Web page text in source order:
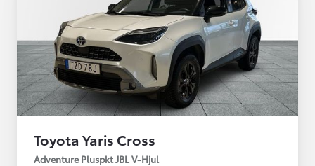
Toyota Yaris Cross
Adventure Pluspkt JBL V-Hjul